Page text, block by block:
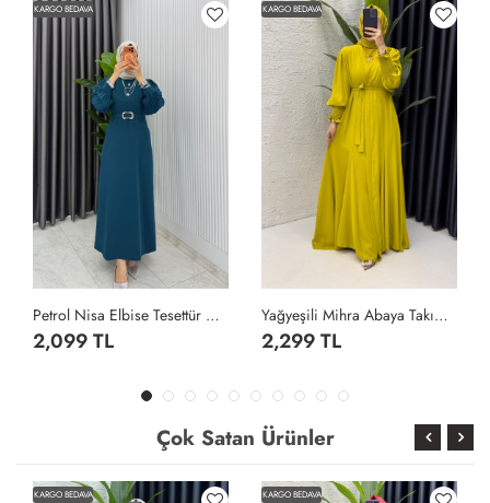
KARGO BEDAVA
Petrol Nisa Elbise Tesettür Giyim Petrol Yeşili
2,099 TL
KARGO BEDAVA
Yağyeşili Mihra Abaya Takım Tesettür Giyim Yağ Yeşili
2,299 TL
Çok Satan Ürünler
KARGO BEDAVA KARGO BEDAVA